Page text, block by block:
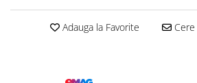
Adauga la Favorite Cere